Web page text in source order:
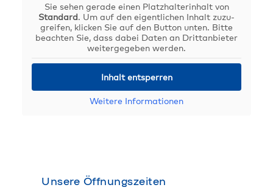
Sie sehen gera­de einen Platz­hal­ter­in­halt von
Stan­dard. Um auf den eigent­li­chen Inhalt zuzu­
grei­fen, kli­cken Sie auf den But­ton unten. Bit­te
beach­ten Sie, dass dabei Daten an Dritt­an­bie­ter
wei­ter­ge­ge­ben wer­den.
Inhalt ent­sper­ren
Wei­te­re Infor­ma­tio­nen
Unsere Öffnungszeiten